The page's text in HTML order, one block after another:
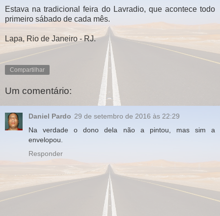
Estava na tradicional feira do Lavradio, que acontece todo
primeiro sábado de cada mês.
Lapa, Rio de Janeiro - RJ.
Compartilhar
Um comentário:
Daniel Pardo 29 de setembro de 2016 às 22:29
Na verdade o dono dela não a pintou, mas sim a
envelopou.
Responder